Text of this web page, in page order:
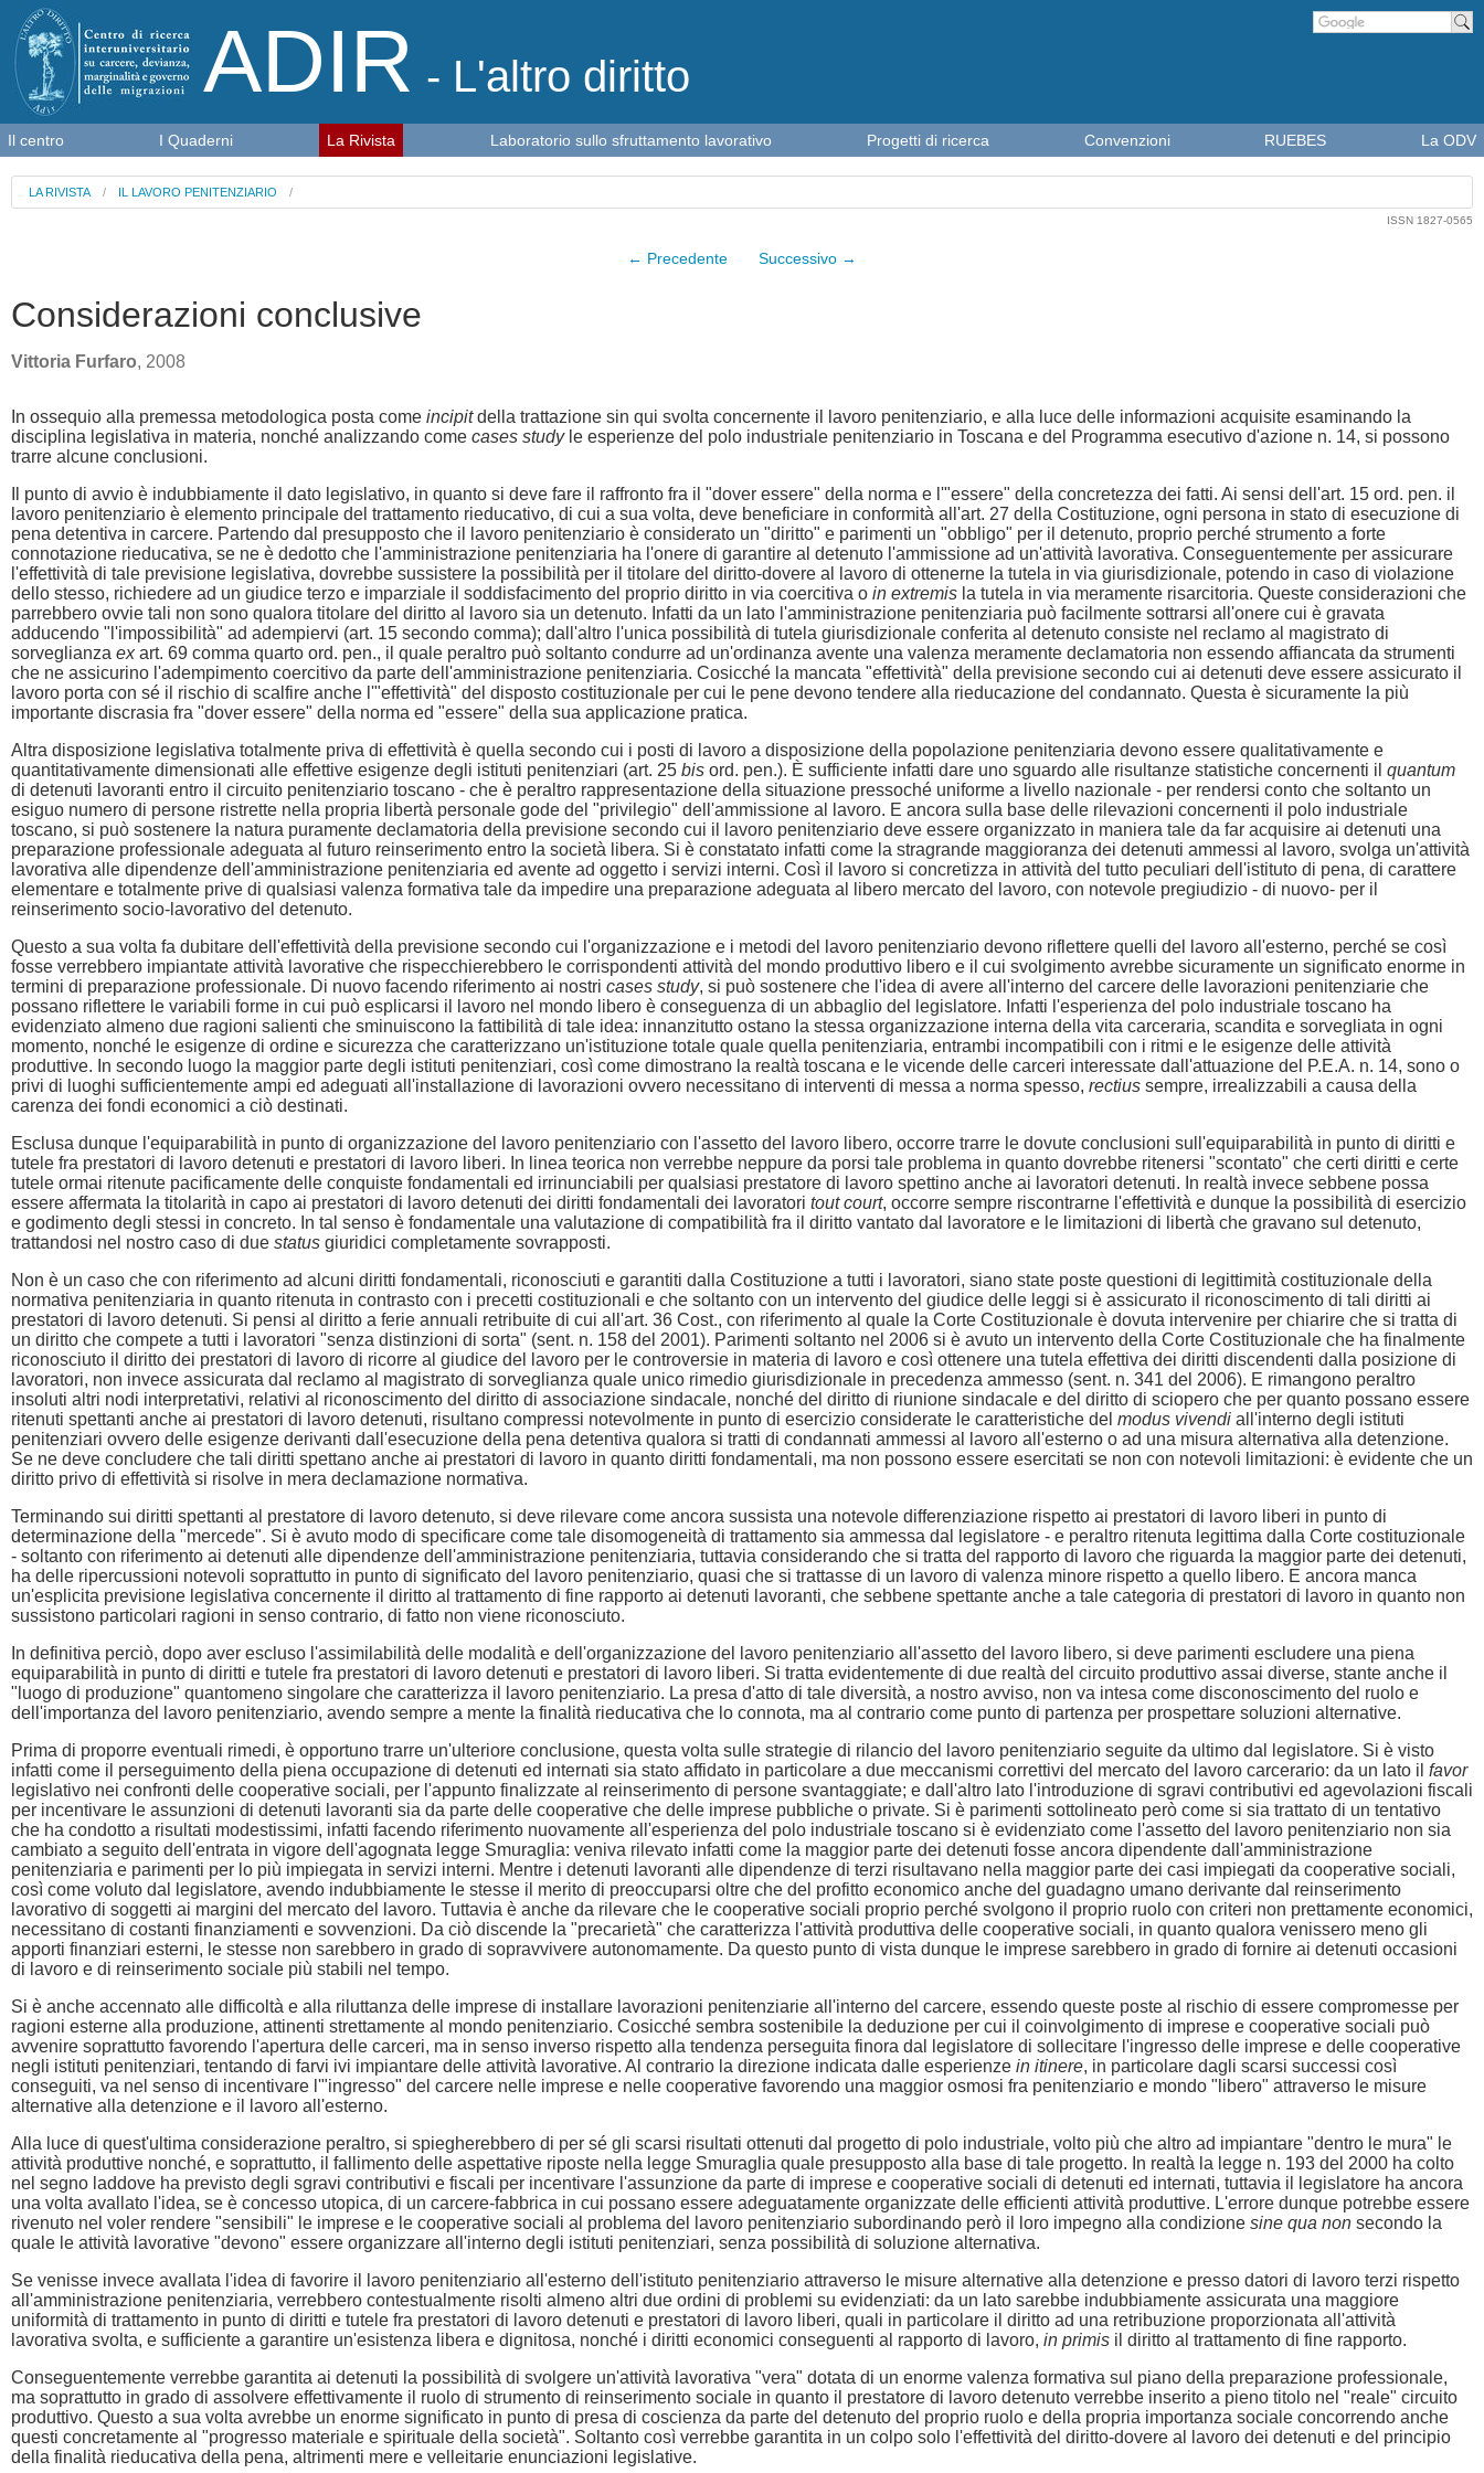
ADIR - L'altro diritto
LA RIVISTA / IL LAVORO PENITENZIARIO /
ISSN 1827-0565
← Precedente Successivo →
Considerazioni conclusive
Vittoria Furfaro, 2008
In ossequio alla premessa metodologica posta come incipitdella trattazione sin qui svolta concernente il lavoro penitenziario, e alla luce delle informazioni acquisite esaminando la
disciplina legislativa in materia, nonché analizzando come cases studyle esperienze del polo industriale penitenziario in Toscana e del Programma esecutivo d'azione n. 14, si possono
trarre alcune conclusioni.
Il punto di avvio è indubbiamente il dato legislativo, in quanto si deve fare il raffronto fra il "dover essere" della norma e l'"essere" della concretezza dei fatti. Ai sensi dell'art. 15 ord. pen. il
lavoro penitenziario è elemento principale del trattamento rieducativo, di cui a sua volta, deve beneficiare in conformità all'art. 27 della Costituzione, ogni persona in stato di esecuzione di
pena detentiva in carcere. Partendo dal presupposto che il lavoro penitenziario è considerato un "diritto" e parimenti un "obbligo" per il detenuto, proprio perché strumento a forte
connotazione rieducativa, se ne è dedotto che l'amministrazione penitenziaria ha l'onere di garantire al detenuto l'ammissione ad un'attività lavorativa. Conseguentemente per assicurare
l'effettività di tale previsione legislativa, dovrebbe sussistere la possibilità per il titolare del diritto-dovere al lavoro di ottenerne la tutela in via giurisdizionale, potendo in caso di violazione
dello stesso, richiedere ad un giudice terzo e imparziale il soddisfacimento del proprio diritto in via coercitiva o in extremis la tutela in via meramente risarcitoria. Queste considerazioni che
parrebbero ovvie tali non sono qualora titolare del diritto al lavoro sia un detenuto. Infatti da un lato l'amministrazione penitenziaria può facilmente sottrarsi all'onere cui è gravata
adducendo "l'impossibilità" ad adempiervi (art. 15 secondo comma); dall'altro l'unica possibilità di tutela giurisdizionale conferita al detenuto consiste nel reclamo al magistrato di
sorveglianza exart. 69 comma quarto ord. pen., il quale peraltro può soltanto condurre ad un'ordinanza avente una valenza meramente declamatoria non essendo affiancata da strumenti
che ne assicurino l'adempimento coercitivo da parte dell'amministrazione penitenziaria. Cosicché la mancata "effettività" della previsione secondo cui ai detenuti deve essere assicurato il
lavoro porta con sé il rischio di scalfire anche l'"effettività" del disposto costituzionale per cui le pene devono tendere alla rieducazione del condannato. Questa è sicuramente la più
importante discrasia fra "dover essere" della norma ed "essere" della sua applicazione pratica.
Altra disposizione legislativa totalmente priva di effettività è quella secondo cui i posti di lavoro a disposizione della popolazione penitenziaria devono essere qualitativamente e
quantitativamente dimensionati alle effettive esigenze degli istituti penitenziari (art. 25 bis ord. pen.). È sufficiente infatti dare uno sguardo alle risultanze statistiche concernenti il quantum
di detenuti lavoranti entro il circuito penitenziario toscano - che è peraltro rappresentazione della situazione pressoché uniforme a livello nazionale - per rendersi conto che soltanto un
esiguo numero di persone ristrette nella propria libertà personale gode del "privilegio" dell'ammissione al lavoro. E ancora sulla base delle rilevazioni concernenti il polo industriale
toscano, si può sostenere la natura puramente declamatoria della previsione secondo cui il lavoro penitenziario deve essere organizzato in maniera tale da far acquisire ai detenuti una
preparazione professionale adeguata al futuro reinserimento entro la società libera. Si è constatato infatti come la stragrande maggioranza dei detenuti ammessi al lavoro, svolga un'attività
lavorativa alle dipendenze dell'amministrazione penitenziaria ed avente ad oggetto i servizi interni. Così il lavoro si concretizza in attività del tutto peculiari dell'istituto di pena, di carattere
elementare e totalmente prive di qualsiasi valenza formativa tale da impedire una preparazione adeguata al libero mercato del lavoro, con notevole pregiudizio - di nuovo- per il
reinserimento socio-lavorativo del detenuto.
Questo a sua volta fa dubitare dell'effettività della previsione secondo cui l'organizzazione e i metodi del lavoro penitenziario devono riflettere quelli del lavoro all'esterno, perché se così
fosse verrebbero impiantate attività lavorative che rispecchierebbero le corrispondenti attività del mondo produttivo libero e il cui svolgimento avrebbe sicuramente un significato enorme in
termini di preparazione professionale. Di nuovo facendo riferimento ai nostri cases study, si può sostenere che l'idea di avere all'interno del carcere delle lavorazioni penitenziarie che
possano riflettere le variabili forme in cui può esplicarsi il lavoro nel mondo libero è conseguenza di un abbaglio del legislatore. Infatti l'esperienza del polo industriale toscano ha
evidenziato almeno due ragioni salienti che sminuiscono la fattibilità di tale idea: innanzitutto ostano la stessa organizzazione interna della vita carceraria, scandita e sorvegliata in ogni
momento, nonché le esigenze di ordine e sicurezza che caratterizzano un'istituzione totale quale quella penitenziaria, entrambi incompatibili con i ritmi e le esigenze delle attività
produttive. In secondo luogo la maggior parte degli istituti penitenziari, così come dimostrano la realtà toscana e le vicende delle carceri interessate dall'attuazione del P.E.A. n. 14, sono o
privi di luoghi sufficientemente ampi ed adeguati all'installazione di lavorazioni ovvero necessitano di interventi di messa a norma spesso, rectius sempre, irrealizzabili a causa della
carenza dei fondi economici a ciò destinati.
Esclusa dunque l'equiparabilità in punto di organizzazione del lavoro penitenziario con l'assetto del lavoro libero, occorre trarre le dovute conclusioni sull'equiparabilità in punto di diritti e
tutele fra prestatori di lavoro detenuti e prestatori di lavoro liberi. In linea teorica non verrebbe neppure da porsi tale problema in quanto dovrebbe ritenersi "scontato" che certi diritti e certe
tutele ormai ritenute pacificamente delle conquiste fondamentali ed irrinunciabili per qualsiasi prestatore di lavoro spettino anche ai lavoratori detenuti. In realtà invece sebbene possa
essere affermata la titolarità in capo ai prestatori di lavoro detenuti dei diritti fondamentali dei lavoratori tout court, occorre sempre riscontrarne l'effettività e dunque la possibilità di esercizio
e godimento degli stessi in concreto. In tal senso è fondamentale una valutazione di compatibilità fra il diritto vantato dal lavoratore e le limitazioni di libertà che gravano sul detenuto,
trattandosi nel nostro caso di due status giuridici completamente sovrapposti.
Non è un caso che con riferimento ad alcuni diritti fondamentali, riconosciuti e garantiti dalla Costituzione a tutti i lavoratori, siano state poste questioni di legittimità costituzionale della
normativa penitenziaria in quanto ritenuta in contrasto con i precetti costituzionali e che soltanto con un intervento del giudice delle leggi si è assicurato il riconoscimento di tali diritti ai
prestatori di lavoro detenuti. Si pensi al diritto a ferie annuali retribuite di cui all'art. 36 Cost., con riferimento al quale la Corte Costituzionale è dovuta intervenire per chiarire che si tratta di
un diritto che compete a tutti i lavoratori "senza distinzioni di sorta" (sent. n. 158 del 2001). Parimenti soltanto nel 2006 si è avuto un intervento della Corte Costituzionale che ha finalmente
riconosciuto il diritto dei prestatori di lavoro di ricorre al giudice del lavoro per le controversie in materia di lavoro e così ottenere una tutela effettiva dei diritti discendenti dalla posizione di
lavoratori, non invece assicurata dal reclamo al magistrato di sorveglianza quale unico rimedio giurisdizionale in precedenza ammesso (sent. n. 341 del 2006). E rimangono peraltro
insoluti altri nodi interpretativi, relativi al riconoscimento del diritto di associazione sindacale, nonché del diritto di riunione sindacale e del diritto di sciopero che per quanto possano essere
ritenuti spettanti anche ai prestatori di lavoro detenuti, risultano compressi notevolmente in punto di esercizio considerate le caratteristiche del modus vivendi all'interno degli istituti
penitenziari ovvero delle esigenze derivanti dall'esecuzione della pena detentiva qualora si tratti di condannati ammessi al lavoro all'esterno o ad una misura alternativa alla detenzione.
Se ne deve concludere che tali diritti spettano anche ai prestatori di lavoro in quanto diritti fondamentali, ma non possono essere esercitati se non con notevoli limitazioni: è evidente che un
diritto privo di effettività si risolve in mera declamazione normativa.
Terminando sui diritti spettanti al prestatore di lavoro detenuto, si deve rilevare come ancora sussista una notevole differenziazione rispetto ai prestatori di lavoro liberi in punto di
determinazione della "mercede". Si è avuto modo di specificare come tale disomogeneità di trattamento sia ammessa dal legislatore - e peraltro ritenuta legittima dalla Corte costituzionale
- soltanto con riferimento ai detenuti alle dipendenze dell'amministrazione penitenziaria, tuttavia considerando che si tratta del rapporto di lavoro che riguarda la maggior parte dei detenuti,
ha delle ripercussioni notevoli soprattutto in punto di significato del lavoro penitenziario, quasi che si trattasse di un lavoro di valenza minore rispetto a quello libero. E ancora manca
un'esplicita previsione legislativa concernente il diritto al trattamento di fine rapporto ai detenuti lavoranti, che sebbene spettante anche a tale categoria di prestatori di lavoro in quanto non
sussistono particolari ragioni in senso contrario, di fatto non viene riconosciuto.
In definitiva perciò, dopo aver escluso l'assimilabilità delle modalità e dell'organizzazione del lavoro penitenziario all'assetto del lavoro libero, si deve parimenti escludere una piena
equiparabilità in punto di diritti e tutele fra prestatori di lavoro detenuti e prestatori di lavoro liberi. Si tratta evidentemente di due realtà del circuito produttivo assai diverse, stante anche il
"luogo di produzione" quantomeno singolare che caratterizza il lavoro penitenziario. La presa d'atto di tale diversità, a nostro avviso, non va intesa come disconoscimento del ruolo e
dell'importanza del lavoro penitenziario, avendo sempre a mente la finalità rieducativa che lo connota, ma al contrario come punto di partenza per prospettare soluzioni alternative.
Prima di proporre eventuali rimedi, è opportuno trarre un'ulteriore conclusione, questa volta sulle strategie di rilancio del lavoro penitenziario seguite da ultimo dal legislatore. Si è visto
infatti come il perseguimento della piena occupazione di detenuti ed internati sia stato affidato in particolare a due meccanismi correttivi del mercato del lavoro carcerario: da un lato il favor
legislativo nei confronti delle cooperative sociali, per l'appunto finalizzate al reinserimento di persone svantaggiate; e dall'altro lato l'introduzione di sgravi contributivi ed agevolazioni fiscali
per incentivare le assunzioni di detenuti lavoranti sia da parte delle cooperative che delle imprese pubbliche o private. Si è parimenti sottolineato però come si sia trattato di un tentativo
che ha condotto a risultati modestissimi, infatti facendo riferimento nuovamente all'esperienza del polo industriale toscano si è evidenziato come l'assetto del lavoro penitenziario non sia
cambiato a seguito dell'entrata in vigore dell'agognata legge Smuraglia: veniva rilevato infatti come la maggior parte dei detenuti fosse ancora dipendente dall'amministrazione
penitenziaria e parimenti per lo più impiegata in servizi interni. Mentre i detenuti lavoranti alle dipendenze di terzi risultavano nella maggior parte dei casi impiegati da cooperative sociali,
così come voluto dal legislatore, avendo indubbiamente le stesse il merito di preoccuparsi oltre che del profitto economico anche del guadagno umano derivante dal reinserimento
lavorativo di soggetti ai margini del mercato del lavoro. Tuttavia è anche da rilevare che le cooperative sociali proprio perché svolgono il proprio ruolo con criteri non prettamente economici,
necessitano di costanti finanziamenti e sovvenzioni. Da ciò discende la "precarietà" che caratterizza l'attività produttiva delle cooperative sociali, in quanto qualora venissero meno gli
apporti finanziari esterni, le stesse non sarebbero in grado di sopravvivere autonomamente. Da questo punto di vista dunque le imprese sarebbero in grado di fornire ai detenuti occasioni
di lavoro e di reinserimento sociale più stabili nel tempo.
Si è anche accennato alle difficoltà e alla riluttanza delle imprese di installare lavorazioni penitenziarie all'interno del carcere, essendo queste poste al rischio di essere compromesse per
ragioni esterne alla produzione, attinenti strettamente al mondo penitenziario. Cosicché sembra sostenibile la deduzione per cui il coinvolgimento di imprese e cooperative sociali può
avvenire soprattutto favorendo l'apertura delle carceri, ma in senso inverso rispetto alla tendenza perseguita finora dal legislatore di sollecitare l'ingresso delle imprese e delle cooperative
negli istituti penitenziari, tentando di farvi ivi impiantare delle attività lavorative. Al contrario la direzione indicata dalle esperienze in itinere, in particolare dagli scarsi successi così
conseguiti, va nel senso di incentivare l'"ingresso" del carcere nelle imprese e nelle cooperative favorendo una maggior osmosi fra penitenziario e mondo "libero" attraverso le misure
alternative alla detenzione e il lavoro all'esterno.
Alla luce di quest'ultima considerazione peraltro, si spiegherebbero di per sé gli scarsi risultati ottenuti dal progetto di polo industriale, volto più che altro ad impiantare "dentro le mura" le
attività produttive nonché, e soprattutto, il fallimento delle aspettative riposte nella legge Smuraglia quale presupposto alla base di tale progetto. In realtà la legge n. 193 del 2000 ha colto
nel segno laddove ha previsto degli sgravi contributivi e fiscali per incentivare l'assunzione da parte di imprese e cooperative sociali di detenuti ed internati, tuttavia il legislatore ha ancora
una volta avallato l'idea, se è concesso utopica, di un carcere-fabbrica in cui possano essere adeguatamente organizzate delle efficienti attività produttive. L'errore dunque potrebbe essere
rivenuto nel voler rendere "sensibili" le imprese e le cooperative sociali al problema del lavoro penitenziario subordinando però il loro impegno alla condizione sine qua non secondo la
quale le attività lavorative "devono" essere organizzare all'interno degli istituti penitenziari, senza possibilità di soluzione alternativa.
Se venisse invece avallata l'idea di favorire il lavoro penitenziario all'esterno dell'istituto penitenziario attraverso le misure alternative alla detenzione e presso datori di lavoro terzi rispetto
all'amministrazione penitenziaria, verrebbero contestualmente risolti almeno altri due ordini di problemi su evidenziati: da un lato sarebbe indubbiamente assicurata una maggiore
uniformità di trattamento in punto di diritti e tutele fra prestatori di lavoro detenuti e prestatori di lavoro liberi, quali in particolare il diritto ad una retribuzione proporzionata all'attività
lavorativa svolta, e sufficiente a garantire un'esistenza libera e dignitosa, nonché i diritti economici conseguenti al rapporto di lavoro, in primis il diritto al trattamento di fine rapporto.
Conseguentemente verrebbe garantita ai detenuti la possibilità di svolgere un'attività lavorativa "vera" dotata di un enorme valenza formativa sul piano della preparazione professionale,
ma soprattutto in grado di assolvere effettivamente il ruolo di strumento di reinserimento sociale in quanto il prestatore di lavoro detenuto verrebbe inserito a pieno titolo nel "reale" circuito
produttivo. Questo a sua volta avrebbe un enorme significato in punto di presa di coscienza da parte del detenuto del proprio ruolo e della propria importanza sociale concorrendo anche
questi concretamente al "progresso materiale e spirituale della società". Soltanto così verrebbe garantita in un colpo solo l'effettività del diritto-dovere al lavoro dei detenuti e del principio
della finalità rieducativa della pena, altrimenti mere e velleitarie enunciazioni legislative.
Il centro I Quaderni La Rivista Laboratorio sullo sfruttamento lavorativo Progetti di ricerca Convenzioni RUEBES La ODV